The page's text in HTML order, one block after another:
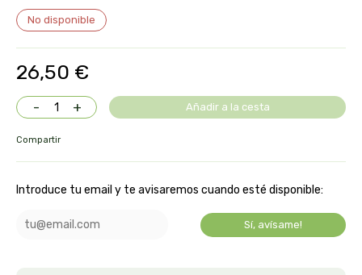
No disponible
26,50 €
- + Añadir a la cesta
Compartir
Introduce tu email y te avisaremos cuando esté disponible:
Sí, avísame!
antiox y nutricosmética
deporte
hormonal y salud sexual
vías urinarias y próstata
protección solar y mosquitos
bebé y niño
diy cremas caseras
maquillaje
conservas, patés y sopas
bebidas
aloe pura laboratorios
alta pasticceria italiana
alter nativa 3
amapola
ana maria lajusticia